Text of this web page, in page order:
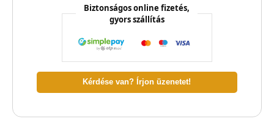
Biztonságos online fizetés,
gyors szállítás
Kérdése van? Írjon üzenetet!